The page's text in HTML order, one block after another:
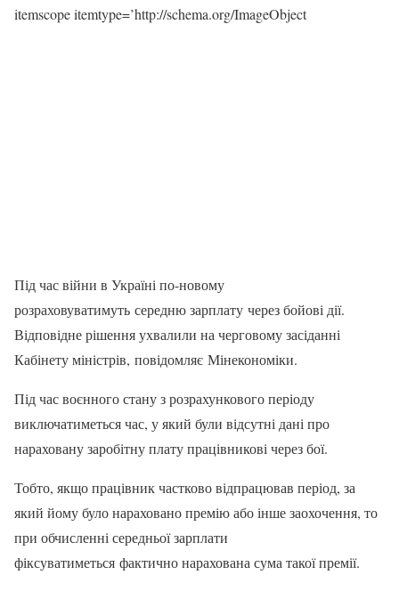
itemscope itemtype=’http://schema.org/ImageObject
Під час війни в Україні по-новому
розраховуватимуть середню зарплату через бойові дії.
Відповідне рішення ухвалили на черговому засіданні
Кабінету міністрів, повідомляє Мінекономіки.
Під час воєнного стану з розрахункового періоду
виключатиметься час, у який були відсутні дані про
нараховану заробітну плату працівникові через бої.
Тобто, якщо працівник частково відпрацював період, за
який йому було нараховано премію або інше заохочення, то
при обчисленні середньої зарплати
фіксуватиметься фактично нарахована сума такої премії.